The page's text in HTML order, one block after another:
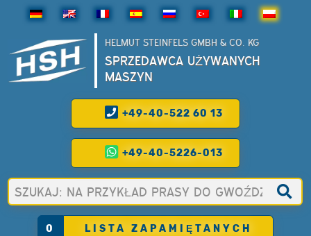
HELMUT STEINFELS GMBH & CO. KG
SPRZEDAWCA UŻYWANYCH
MASZYN
+49-40-522 60 13
+49-40-5226-013
0 LISTA ZAPAMIĘTANYCH